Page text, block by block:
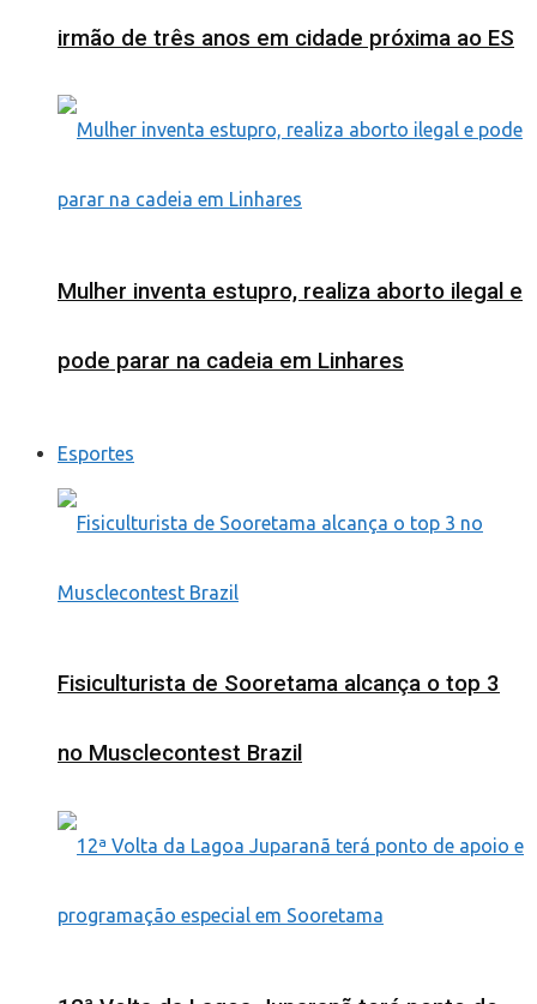
irmão de três anos em cidade próxima ao ES
Mulher inventa estupro, realiza aborto ilegal e
pode parar na cadeia em Linhares
Esportes
Fisiculturista de Sooretama alcança o top 3
no Musclecontest Brazil